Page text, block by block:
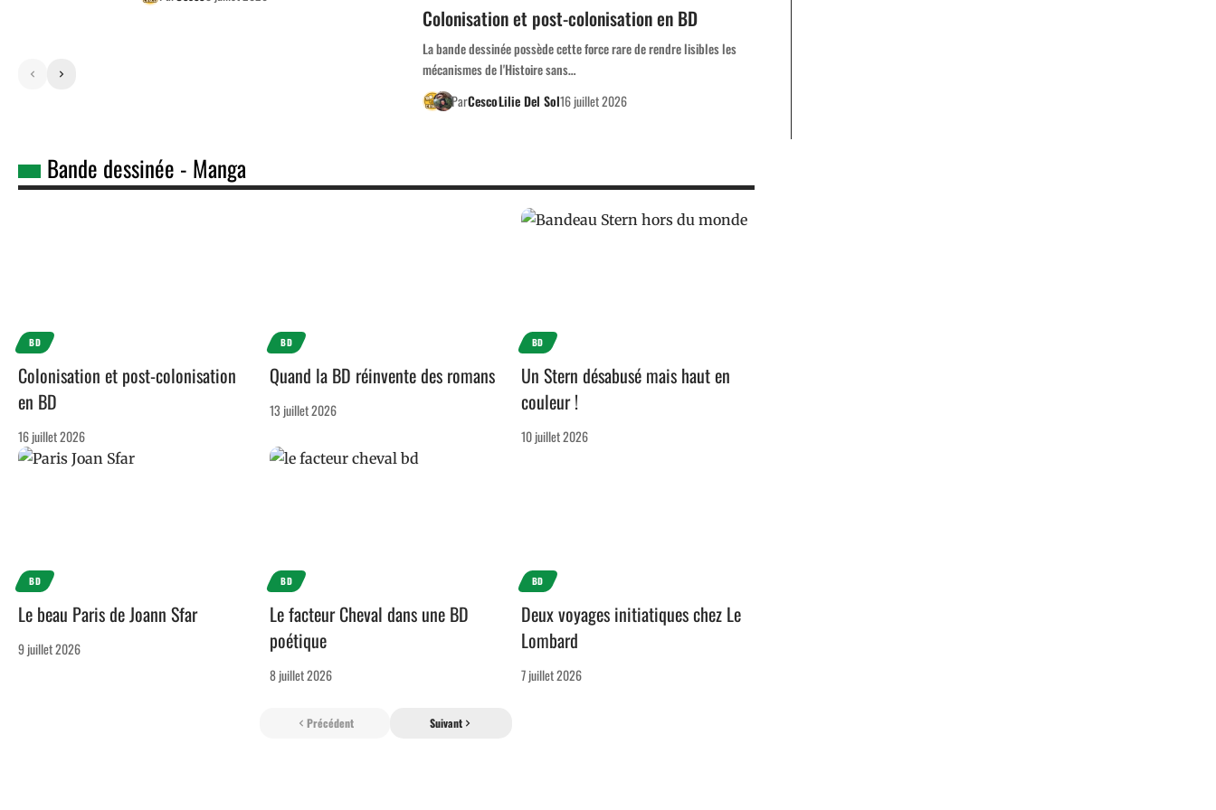
Colonisation et post-colonisation en BD
La bande dessinée possède cette force rare de rendre lisibles les
mécanismes de l'Histoire sans…
ParCescoLilie Del Sol16 juillet 2026
Bande dessinée - Manga
BD
Colonisation et post-colonisation
en BD
16 juillet 2026
BD
Quand la BD réinvente des romans
13 juillet 2026
BD
Un Stern désabusé mais haut en
couleur !
10 juillet 2026
BD
Le beau Paris de Joann Sfar
9 juillet 2026
BD
Le facteur Cheval dans une BD
poétique
8 juillet 2026
BD
Deux voyages initiatiques chez Le
Lombard
7 juillet 2026
Précédent Suivant